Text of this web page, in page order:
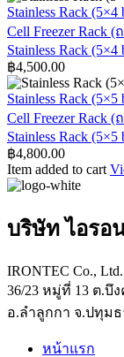
Stainless Rack (5×4
Cell Freezer Rack
Stainless Rack (5×4
฿4,500.00
Stainless Rack (5×5
Cell Freezer Rack
Stainless Rack (5×5
฿4,800.00
Item added to cart
บริษัท ไอรอ
IRONTEC Co., Ltd.
36/23 หมู่ที่ 13 ต.บึ
อ.ลำลูกกา จ.ปทุมธ
หน้าแรก